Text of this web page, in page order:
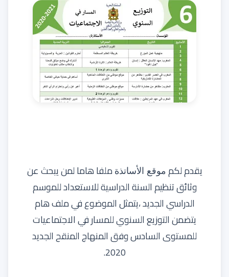
يقدم لكمموقع الأساتذة ملفا هاما لمن يبحث عن
وثائق تنظيم السنة الدراسية للاستعداد للموسم
الدراسي الجديد ،يتمثل الموضوع في ملف هام
يتضمن التوزيع السنوي للمسار في الاجتماعيات
للمستوى السادس وفق المنهاج المنقح الجديد
2020.